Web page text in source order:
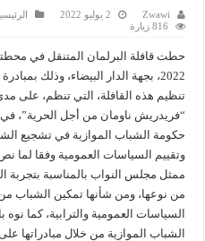
Zwawi 2 يوليو 2022
816 زيارة
2022، بجهة الدار البيضاء، وذلك
تنظيم هذه القافلة، التي تنظم، على
“فريدريش ناومان من أجل الحرية”، في
حكومة الشباب الموازية في تشجيع
وتقييم السياسات العمومية وفقا لما
ممثل مجلس النواب بالمناسبة بتجربة
من نوعها، ومن شأنها تمكين الشباب من
السياسات العمومية والترابية، كما
الشباب الموازية من خلال مبادراتها